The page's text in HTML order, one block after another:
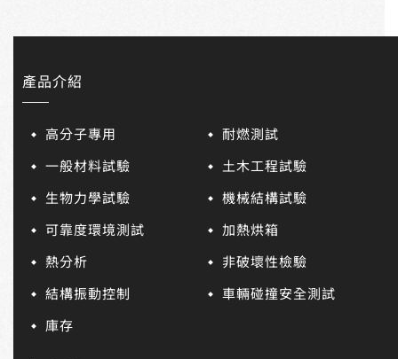
產品介紹
高分子專用
耐燃測試
一般材料試驗
土木工程試驗
生物力學試驗
機械結構試驗
可靠度環境測試
加熱烘箱
熱分析
非破壞性檢驗
結構振動控制
車輛碰撞安全測試
庫存